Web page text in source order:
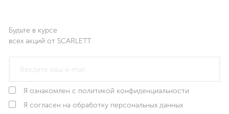
Будьте в курсе
всех акций от SCARLETT
Я ознакомлен с политикой конфиденциальности
Я согласен на обработку персональных данных